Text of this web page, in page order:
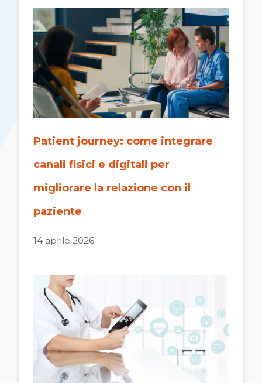
Patient journey: come integrare
canali fisici e digitali per
migliorare la relazione con il
paziente
14 aprile 2026